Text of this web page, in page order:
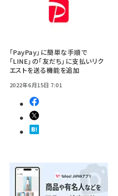
「PayPay」に簡単な手順で
「LINE」の「友だち」に支払いリク
エストを送る機能を追加
2022年6月15日 7:01